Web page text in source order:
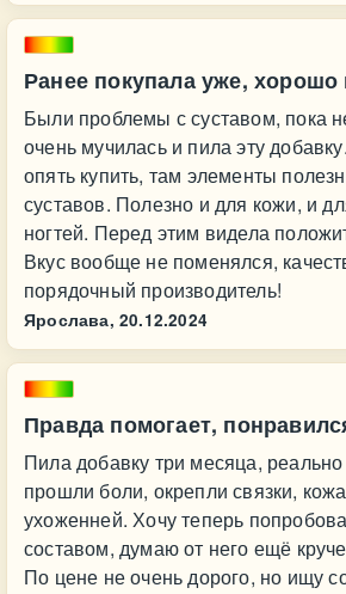
Ранее покупала уже, хорошо
Были проблемы с суставом, пока
очень мучилась и пила эту
опять купить, там элементы
суставов. Полезно и для кожи, и
ногтей. Перед этим видела
Вкус вообще не поменялся,
порядочный производитель!
Ярослава, 20.12.2024
Правда помогает,
Пила добавку три месяца,
прошли боли, окрепли связки,
ухоженней. Хочу теперь
составом, думаю от него ещё
По цене не очень дорого, но ищу